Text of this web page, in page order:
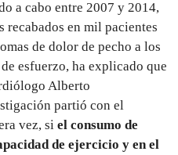
a cabo entre 2007 y 2014,
recabados en mil pacientes
de dolor de pecho a los
esfuerzo, ha explicado que
Alberto
partió con el
vez, si el consumo de
de ejercicio y en el